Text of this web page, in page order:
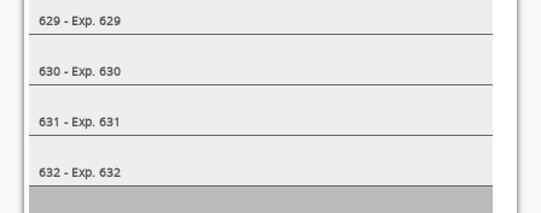
629 - Exp. 629
630 - Exp. 630
631 - Exp. 631
632 - Exp. 632